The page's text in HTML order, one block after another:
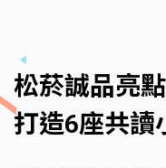
松菸誠品亮
打造6座共讀